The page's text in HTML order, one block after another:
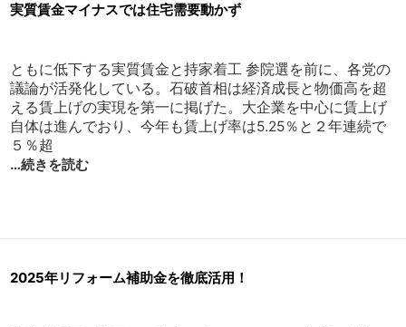
実質賃金マイナスでは住宅需要動かず
ともに低下する実質賃金と持家着工 参院選を前に、各党の
議論が活発化している。石破首相は経済成長と物価高を超
える賃上げの実現を第一に掲げた。大企業を中心に賃上げ
自体は進んでおり、今年も賃上げ率は5.25％と２年連続で
５％超
…続きを読む
2025年リフォーム補助金を徹底活用！